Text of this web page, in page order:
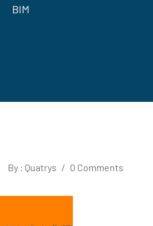
BIM
By : Quatrys / 0 Comments